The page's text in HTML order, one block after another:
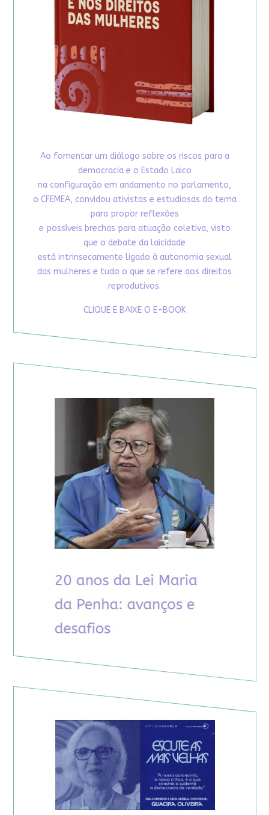
Ao fomentar um diálogo sobre os riscos para a
democracia e o Estado Laico
na configuração em andamento no parlamento,
o CFEMEA, convidou ativistas e estudiosas do tema
para propor reflexões
e possíveis brechas para atuação coletiva, visto
que o debate da laicidade
está intrinsecamente ligado à autonomia sexual
das mulheres e tudo o que se refere aos direitos
reprodutivos.
CLIQUE E BAIXE O E-BOOK